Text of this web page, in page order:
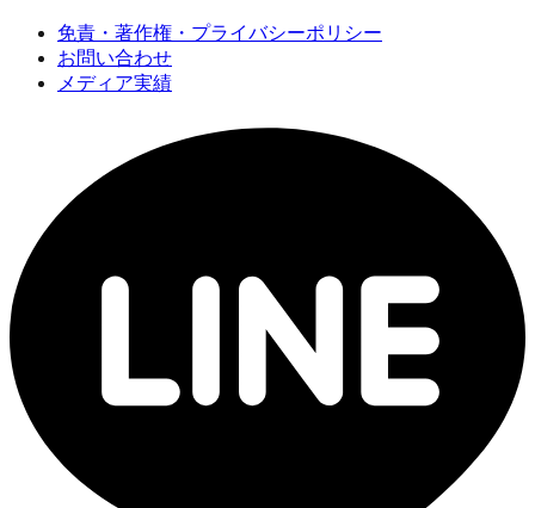
免責・著作権・プライバシーポリシー
お問い合わせ
メディア実績